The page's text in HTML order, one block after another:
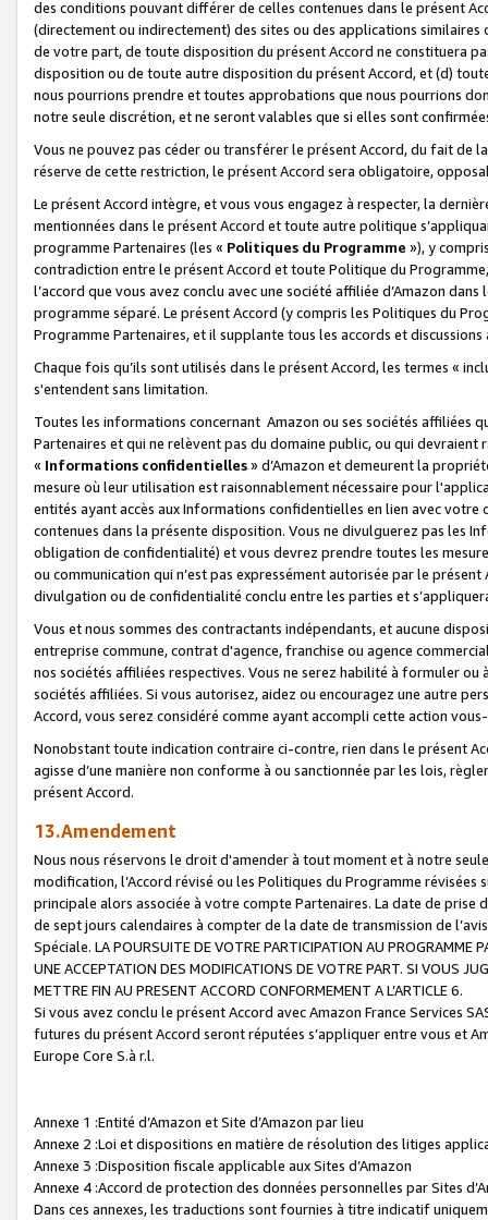
des conditions pouvant différer de celles contenues dans le présent
(directement ou indirectement) des sites ou des applications
de votre part, de toute disposition du présent Accord ne constituera
disposition ou de toute autre disposition du présent Accord, et (d)
nous pourrions prendre et toutes approbations que nous pourrions
notre seule discrétion, et ne seront valables que si elles sont
Vous ne pouvez pas céder ou transférer le présent Accord, du fait de
réserve de cette restriction, le présent Accord sera obligatoire,
Le présent Accord intègre, et vous vous engagez à respecter, la
mentionnées dans le présent Accord et toute autre politique
programme Partenaires (les « Politiques du Programme »), y
contradiction entre le présent Accord et toute Politique du
l’accord que vous avez conclu avec une société affiliée d’Amazon
programme séparé. Le présent Accord (y compris les Politiques du
Programme Partenaires, et il supplante tous les accords et discussions
Chaque fois qu’ils sont utilisés dans le présent Accord, les termes «
s'entendent sans limitation.
Toutes les informations concernant Amazon ou ses sociétés affiliées
Partenaires et qui ne relèvent pas du domaine public, ou qui
« Informations confidentielles» d’Amazon et demeurent la
mesure où leur utilisation est raisonnablement nécessaire pour
entités ayant accès aux Informations confidentielles en lien avec
contenues dans la présente disposition. Vous ne divulguerez pas les
obligation de confidentialité) et vous devrez prendre toutes les
ou communication qui n’est pas expressément autorisée par le
divulgation ou de confidentialité conclu entre les parties et
Vous et nous sommes des contractants indépendants, et aucune
entreprise commune, contrat d'agence, franchise ou agence
nos sociétés affiliées respectives. Vous ne serez habilité à formuler
sociétés affiliées. Si vous autorisez, aidez ou encouragez une autre
Accord, vous serez considéré comme ayant accompli cette action
Nonobstant toute indication contraire ci-contre, rien dans le présent
agisse d’une manière non conforme à ou sanctionnée par les lois,
présent Accord.
13.Amendement
Nous nous réservons le droit d'amender à tout moment et à notre
modification, l’Accord révisé ou les Politiques du Programme
principale alors associée à votre compte Partenaires. La date de
de sept jours calendaires à compter de la date de transmission de
Spéciale. LA POURSUITE DE VOTRE PARTICIPATION AU PROGRAMME
UNE ACCEPTATION DES MODIFICATIONS DE VOTRE PART. SI VOUS
METTRE FIN AU PRESENT ACCORD CONFORMEMENT A L’ARTICLE 6.
Si vous avez conclu le présent Accord avec Amazon France Services
futures du présent Accord seront réputées s’appliquer entre vous et
Europe Core S.à r.l.
Annexe 1 :Entité d’Amazon et Site d’Amazon par lieu
Annexe 2 :Loi et dispositions en matière de résolution des litiges
Annexe 3 :Disposition fiscale applicable aux Sites d’Amazon
Annexe 4 :Accord de protection des données personnelles par Sites
Dans ces annexes, les traductions sont fournies à titre indicatif